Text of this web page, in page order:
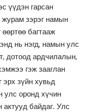
үүдэн гарсан
зэрэг намын
багтааж
нь нэгд, намын улс
дотоод ардчилалын,
гэж зааглан
зүйн хувьд
улс оронд хүчин
актууд байдаг. Улс